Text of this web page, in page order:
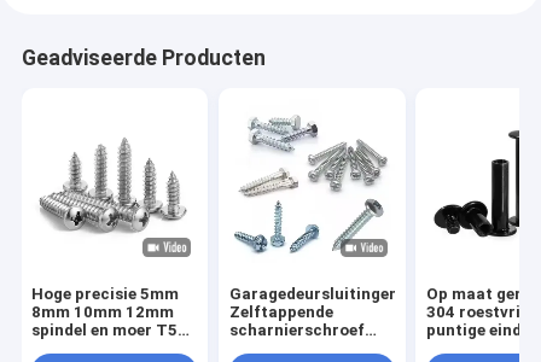
Geadviseerde Producten
Hoge precisie 5mm
8mm 10mm 12mm
spindel en moer T5
Garagedeursluitingen,
Zelftappende
scharnierschroef
Op maat
304 roestvrij
puntige